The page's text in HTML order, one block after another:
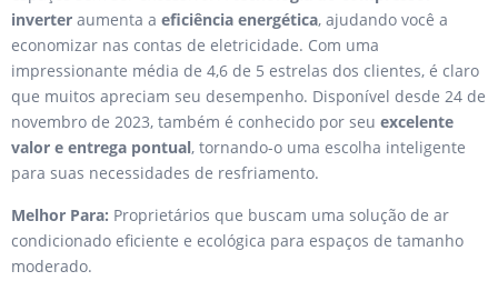
inverter aumenta a eficiência energética, ajudando você a
economizar nas contas de eletricidade. Com uma
impressionante média de 4,6 de 5 estrelas dos clientes, é claro
que muitos apreciam seu desempenho. Disponível desde 24 de
novembro de 2023, também é conhecido por seu excelente
valor e entrega pontual, tornando-o uma escolha inteligente
para suas necessidades de resfriamento.
Melhor Para: Proprietários que buscam uma solução de ar
condicionado eficiente e ecológica para espaços de tamanho
moderado.